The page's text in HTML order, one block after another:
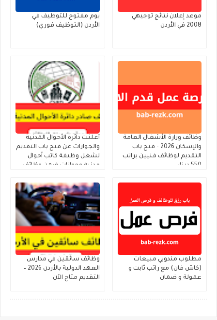
موعد إعلان نتائج توجيهي
2008 في الأردن
يوم مفتوح للتوظيف في
الأردن (التوظيف فوري)
وظائف وزارة الأشغال العامة
والإسكان 2026 – فتح باب
التقديم لوظائف فنيين براتب
550 دينار
أعلنت دائرة الأحوال المدنية
والجوازات عن فتح باب التقديم
لشغل وظيفة كاتب أحوال
مدنية وجوازات ضمن وظائف
مطلوب مندوبي مبيعات
(كاش فان) مع راتب ثابت و
عمولة و ضمان
وظائف سائقين في مدارس
العهد الدولية بالأردن 2026 –
التقديم متاح الآن